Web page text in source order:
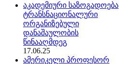
აკადემიური საზოგადოება
ტრანსნაციონალური
ორგანიზებული
დანაშაულობის
წინააღმდეგ
17.06.25
ამერიკელი პროფესორ